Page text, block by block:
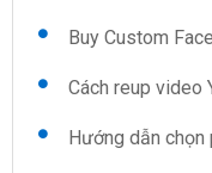
Buy Custom
Cách reup video
Hướng dẫn chọn phần